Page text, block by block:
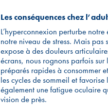
Les conséquences chez
L’hyperconnexion perturbe
notre niveau de stress. Mais
expose à des douleurs
écrans, nous rognons parfois
préparés rapides à consommer
les cycles de sommeil et
également une fatigue oculaire
vision de près.